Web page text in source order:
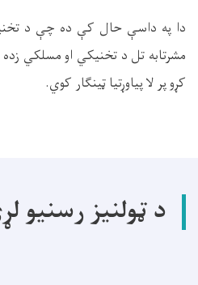
دا په داسې حال کې ده چې د
مشرتابه تل د تخنيکي او مسلکي
کړو پر لا پياوړتيا ټينګار کوي.
د ټولنیز رسنیو